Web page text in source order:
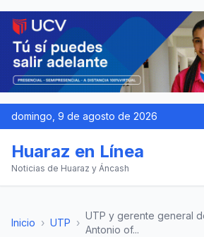
domingo, 9 de agosto de 2026
Huaraz en Línea
Noticias de Huaraz y Áncash
Inicio › UTP ›
UTP y gerente general
Antonio of...